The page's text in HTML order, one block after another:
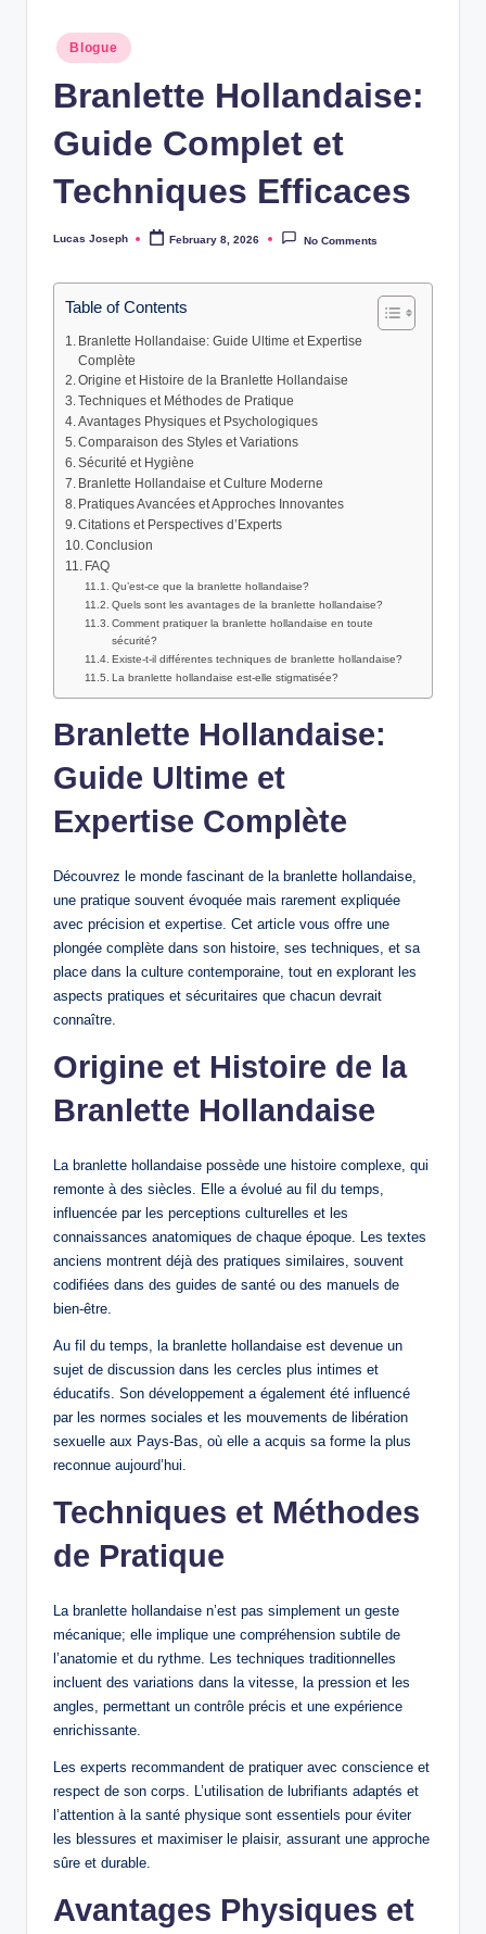
Posted
in
Blogue
Branlette Hollandaise:
Guide Complet et
Techniques Efficaces
Posted
Lucas Joseph February 8, 2026 No Comments
Table of Contents
Branlette Hollandaise: Guide Ultime et Expertise
Complète
Origine et Histoire de la Branlette Hollandaise
Techniques et Méthodes de Pratique
Avantages Physiques et Psychologiques
Comparaison des Styles et Variations
Sécurité et Hygiène
Branlette Hollandaise et Culture Moderne
Pratiques Avancées et Approches Innovantes
Citations et Perspectives d’Experts
Conclusion
FAQ
Qu’est-ce que la branlette hollandaise?
Quels sont les avantages de la branlette hollandaise?
Comment pratiquer la branlette hollandaise en toute
sécurité?
Existe-t-il différentes techniques de branlette hollandaise?
La branlette hollandaise est-elle stigmatisée?
Branlette Hollandaise:
Guide Ultime et
Expertise Complète
Découvrez le monde fascinant de la branlette hollandaise,
une pratique souvent évoquée mais rarement expliquée
avec précision et expertise. Cet article vous offre une
plongée complète dans son histoire, ses techniques, et sa
place dans la culture contemporaine, tout en explorant les
aspects pratiques et sécuritaires que chacun devrait
connaître.
Origine et Histoire de la
Branlette Hollandaise
La branlette hollandaise possède une histoire complexe, qui
remonte à des siècles. Elle a évolué au fil du temps,
influencée par les perceptions culturelles et les
connaissances anatomiques de chaque époque. Les textes
anciens montrent déjà des pratiques similaires, souvent
codifiées dans des guides de santé ou des manuels de
bien-être.
Au fil du temps, la branlette hollandaise est devenue un
sujet de discussion dans les cercles plus intimes et
éducatifs. Son développement a également été influencé
par les normes sociales et les mouvements de libération
sexuelle aux Pays-Bas, où elle a acquis sa forme la plus
reconnue aujourd’hui.
Techniques et Méthodes
de Pratique
La branlette hollandaise n’est pas simplement un geste
mécanique; elle implique une compréhension subtile de
l’anatomie et du rythme. Les techniques traditionnelles
incluent des variations dans la vitesse, la pression et les
angles, permettant un contrôle précis et une expérience
enrichissante.
Les experts recommandent de pratiquer avec conscience et
respect de son corps. L’utilisation de lubrifiants adaptés et
l’attention à la santé physique sont essentiels pour éviter
les blessures et maximiser le plaisir, assurant une approche
sûre et durable.
Avantages Physiques et